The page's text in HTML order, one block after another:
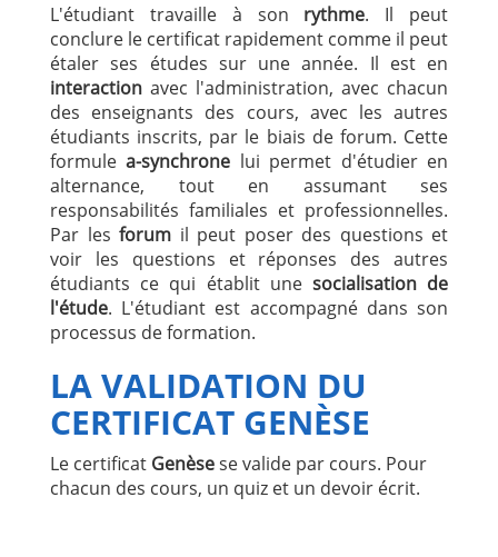
L'étudiant travaille à son rythme. Il peut
conclure le certificat rapidement comme il peut
étaler ses études sur une année. Il est en
interaction avec l'administration, avec chacun
des enseignants des cours, avec les autres
étudiants inscrits, par le biais de forum. Cette
formulea-synchrone lui permet d'étudier en
alternance, tout en assumant ses
responsabilités familiales et professionnelles.
Par les forum il peut poser des questions et
voir les questions et réponses des autres
étudiants ce qui établit une socialisation de
l'étude. L'étudiant est accompagné dans son
processus de formation.
LA VALIDATION DU
CERTIFICAT GENÈSE
Le certificat Genèsese valide par cours. Pour
chacun des cours, un quiz et un devoir écrit.